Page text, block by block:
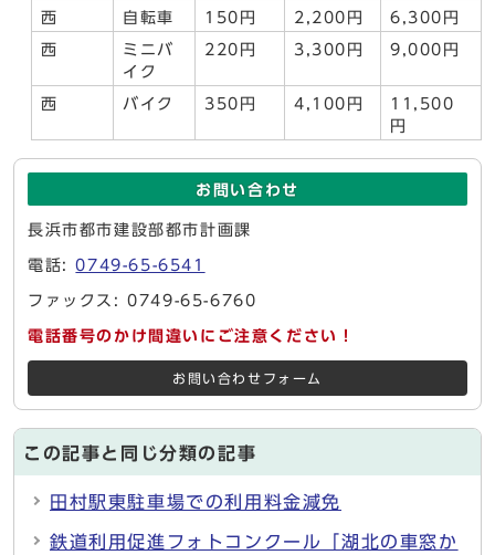
西 自転車 150円 2,200円 6,300円
西
ミニバ
イク
220円 3,300円 9,000円
西 バイク 350円 4,100円
11,500
円
お問い合わせ
長浜市都市建設部都市計画課
電話:0749-65-6541
ファックス: 0749-65-6760
電話番号のかけ間違いにご注意ください！
お問い合わせフォーム
この記事と同じ分類の記事
田村駅東駐車場での利用料金減免
鉄道利用促進フォトコンクール「湖北の車窓か